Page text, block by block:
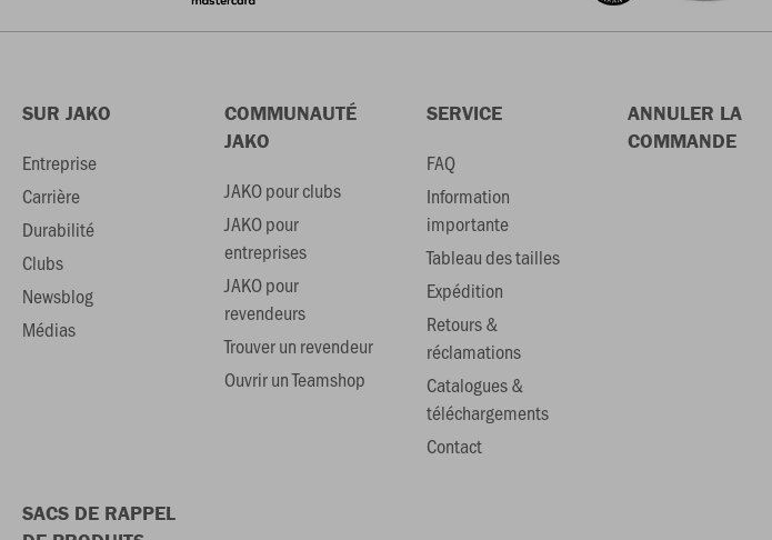
SUR JAKO
Entreprise
Carrière
Durabilité
Clubs
Newsblog
Médias
COMMUNAUTÉ
JAKO
JAKO pour clubs
JAKO pour
entreprises
JAKO pour
revendeurs
Trouver un revendeur
Ouvrir un Teamshop
SERVICE
FAQ
Information
importante
Tableau des tailles
Expédition
Retours &
réclamations
Catalogues &
téléchargements
Contact
ANNULER LA
COMMANDE
SACS DE RAPPEL